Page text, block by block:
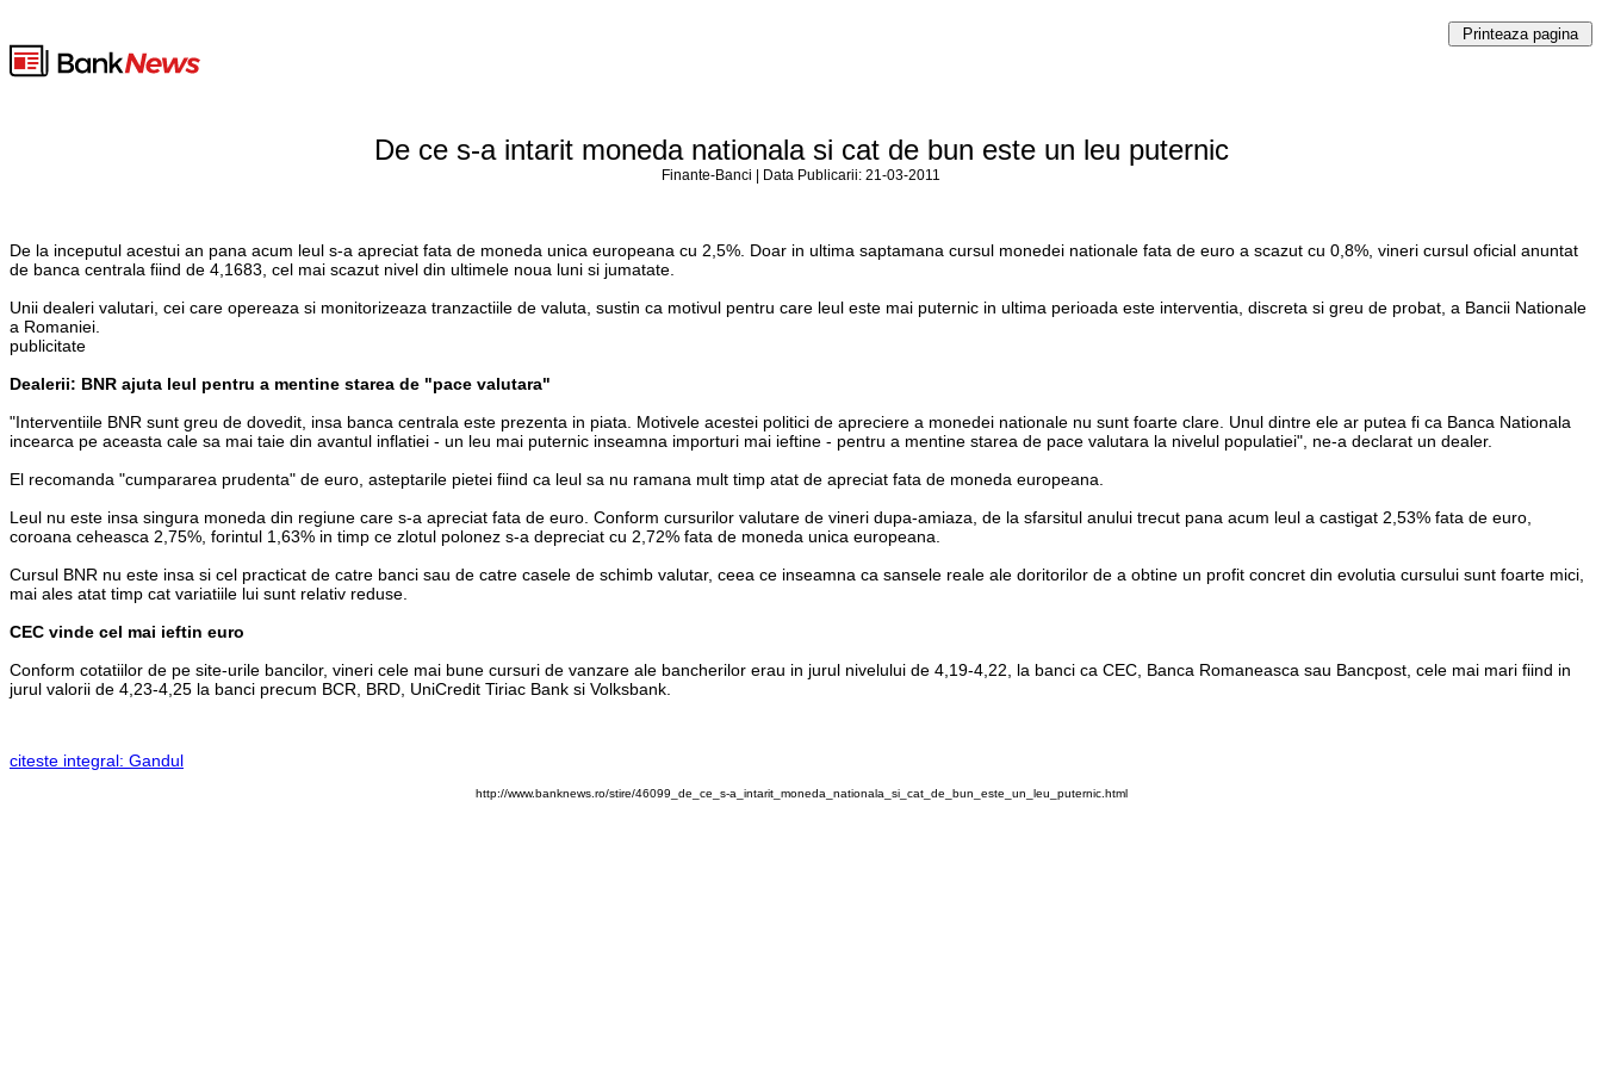
De ce s-a intarit moneda nationala si cat de bun este un leu puternic
Finante-Banci | Data Publicarii: 21-03-2011
De la inceputul acestui an pana acum leul s-a apreciat fata de moneda unica europeana cu 2,5%. Doar in ultima saptamana cursul monedei nationale fata de euro a scazut cu 0,8%, vineri cursul oficial anuntat
de banca centrala fiind de 4,1683, cel mai scazut nivel din ultimele noua luni si jumatate.
Unii dealeri valutari, cei care opereaza si monitorizeaza tranzactiile de valuta, sustin ca motivul pentru care leul este mai puternic in ultima perioada este interventia, discreta si greu de probat, a Bancii Nationale
a Romaniei.
publicitate
Dealerii: BNR ajuta leul pentru a mentine starea de "pace valutara"
"Interventiile BNR sunt greu de dovedit, insa banca centrala este prezenta in piata. Motivele acestei politici de apreciere a monedei nationale nu sunt foarte clare. Unul dintre ele ar putea fi ca Banca Nationala
incearca pe aceasta cale sa mai taie din avantul inflatiei - un leu mai puternic inseamna importuri mai ieftine - pentru a mentine starea de pace valutara la nivelul populatiei", ne-a declarat un dealer.
El recomanda "cumpararea prudenta" de euro, asteptarile pietei fiind ca leul sa nu ramana mult timp atat de apreciat fata de moneda europeana.
Leul nu este insa singura moneda din regiune care s-a apreciat fata de euro. Conform cursurilor valutare de vineri dupa-amiaza, de la sfarsitul anului trecut pana acum leul a castigat 2,53% fata de euro,
coroana ceheasca 2,75%, forintul 1,63% in timp ce zlotul polonez s-a depreciat cu 2,72% fata de moneda unica europeana.
Cursul BNR nu este insa si cel practicat de catre banci sau de catre casele de schimb valutar, ceea ce inseamna ca sansele reale ale doritorilor de a obtine un profit concret din evolutia cursului sunt foarte mici,
mai ales atat timp cat variatiile lui sunt relativ reduse.
CEC vinde cel mai ieftin euro
Conform cotatiilor de pe site-urile bancilor, vineri cele mai bune cursuri de vanzare ale bancherilor erau in jurul nivelului de 4,19-4,22, la banci ca CEC, Banca Romaneasca sau Bancpost, cele mai mari fiind in
jurul valorii de 4,23-4,25 la banci precum BCR, BRD, UniCredit Tiriac Bank si Volksbank.
citeste integral: Gandul
http://www.banknews.ro/stire/46099_de_ce_s-a_intarit_moneda_nationala_si_cat_de_bun_este_un_leu_puternic.html